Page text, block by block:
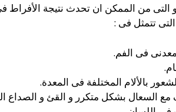
من الممكن ان تحدث نتيجة الأفراط
تتمثل فى :
فى الفم.
بالألام المختلفة فى المعدة.
السعال بشكل متكرر و القئ و الصداع